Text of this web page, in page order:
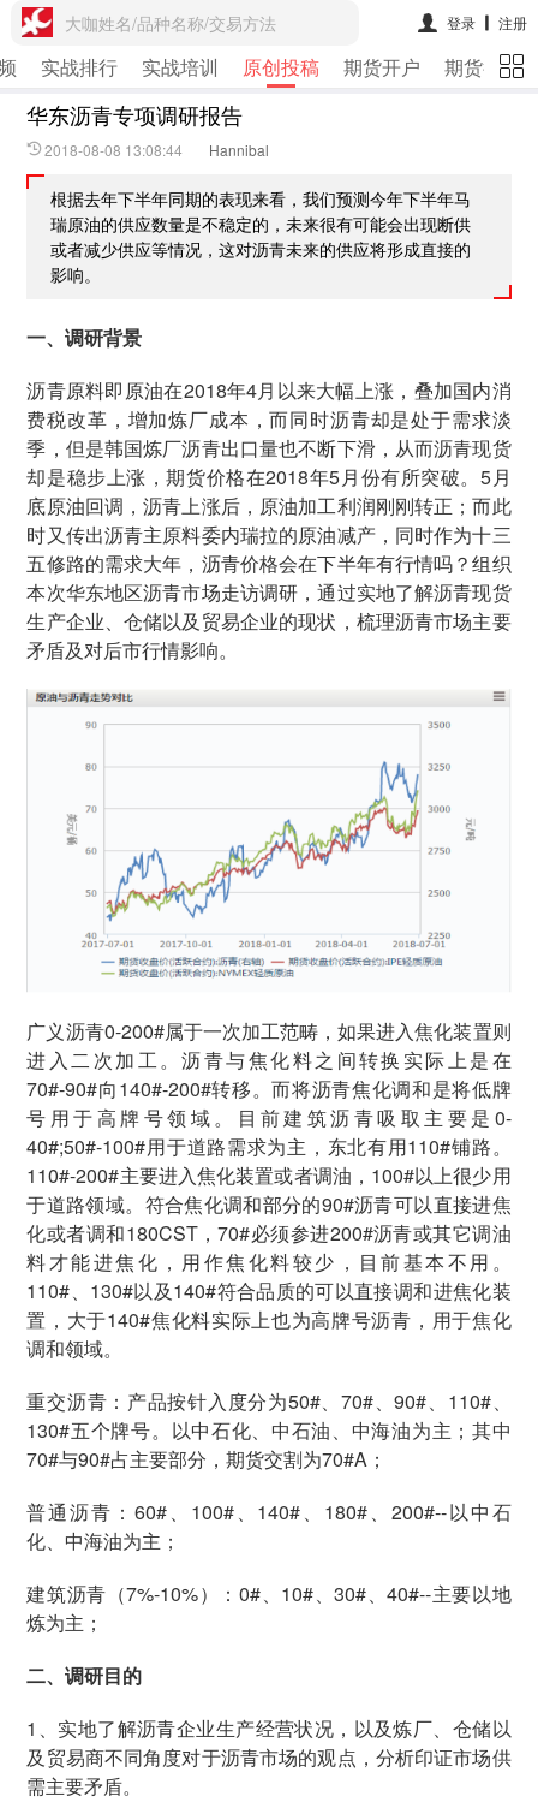
大咖姓名/品种名称/交易方法 登录 注册
实战排行 实战培训 原创投稿 期货开户 期货行情
华东沥青专项调研报告
2018-08-08 13:08:44 Hannibal
根据去年下半年同期的表现来看，我们预测今年下半年马
瑞原油的供应数量是不稳定的，未来很有可能会出现断供
或者减少供应等情况，这对沥青未来的供应将形成直接的
影响。
一、调研背景
沥青原料即原油在2018年4月以来大幅上涨，叠加国内消
费税改革，增加炼厂成本，而同时沥青却是处于需求淡
季，但是韩国炼厂沥青出口量也不断下滑，从而沥青现货
却是稳步上涨，期货价格在2018年5月份有所突破。5月
底原油回调，沥青上涨后，原油加工利润刚刚转正；而此
时又传出沥青主原料委内瑞拉的原油减产，同时作为十三
五修路的需求大年，沥青价格会在下半年有行情吗？组织
本次华东地区沥青市场走访调研，通过实地了解沥青现货
生产企业、仓储以及贸易企业的现状，梳理沥青市场主要
矛盾及对后市行情影响。
广义沥青0-200#属于一次加工范畴，如果进入焦化装置则
进入二次加工。沥青与焦化料之间转换实际上是在
70#-90#向140#-200#转移。而将沥青焦化调和是将低牌
号用于高牌号领域。目前建筑沥青吸取主要是0-
40#;50#-100#用于道路需求为主，东北有用110#铺路。
110#-200#主要进入焦化装置或者调油，100#以上很少用
于道路领域。符合焦化调和部分的90#沥青可以直接进焦
化或者调和180CST，70#必须参进200#沥青或其它调油
料才能进焦化，用作焦化料较少，目前基本不用。
110#、130#以及140#符合品质的可以直接调和进焦化装
置，大于140#焦化料实际上也为高牌号沥青，用于焦化
调和领域。
重交沥青：产品按针入度分为50#、70#、90#、110#、
130#五个牌号。以中石化、中石油、中海油为主；其中
70#与90#占主要部分，期货交割为70#A；
普通沥青：60#、100#、140#、180#、200#--以中石
化、中海油为主；
建筑沥青（7%-10%）：0#、10#、30#、40#--主要以地
炼为主；
二、调研目的
1、实地了解沥青企业生产经营状况，以及炼厂、仓储以
及贸易商不同角度对于沥青市场的观点，分析印证市场供
需主要矛盾。